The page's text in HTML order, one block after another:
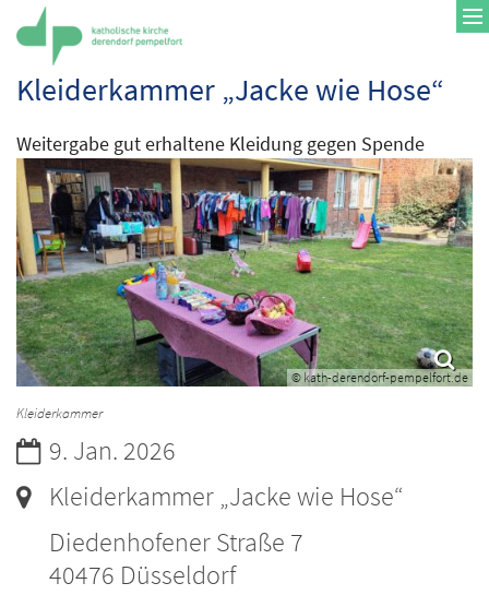
Zum Inhalt springen
Kleiderkammer „Jacke wie Hose“
Weitergabe gut erhaltene Kleidung gegen Spende
© kath-derendorf-pempelfort.de
Kleiderkammer
Datum:
9. Jan. 2026
Ort:Kleiderkammer „Jacke wie Hose“
Diedenhofener Straße 7
40476 Düsseldorf